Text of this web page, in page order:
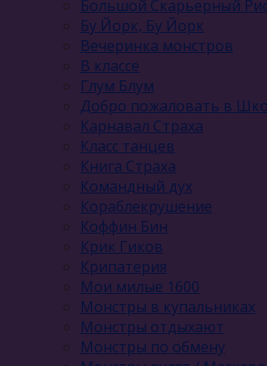
Большой Скарьерный
Бу Йорк, Бу Йорк
Вечеринка монстров
В классе
Глум Блум
Добро пожаловать в
Карнавал Cтраха
Класс танцев
Книга Страха
Командный дух
Кораблекрушение
Коффин Бин
Крик Гиков
Крипатерия
Мои милые 1600
Монстры в купальниках
Монстры отдыхают
Монстры по обмену